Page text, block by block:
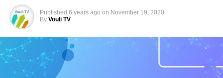
Published 6 years ago on November 19, 2020
By Vouli TV